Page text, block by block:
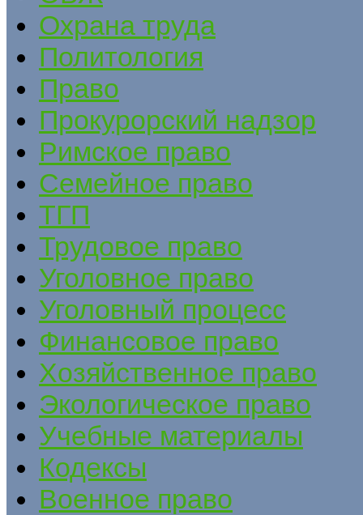
Охрана труда
Политология
Право
Прокурорский надзор
Римское право
Семейное право
ТГП
Трудовое право
Уголовное право
Уголовный процесс
Финансовое право
Хозяйственное право
Экологическое право
Учебные материалы
Кодексы
Военное право